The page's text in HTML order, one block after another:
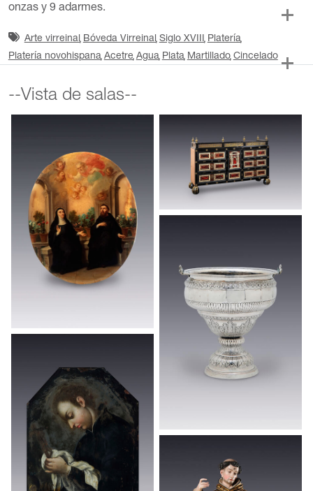
onzas y 9 adarmes.
Arte virreinal Bóveda Virreinal Siglo XVIII Platería
Platería novohispana Acetre Agua Plata Martillado Cincelado
--Vista de salas--